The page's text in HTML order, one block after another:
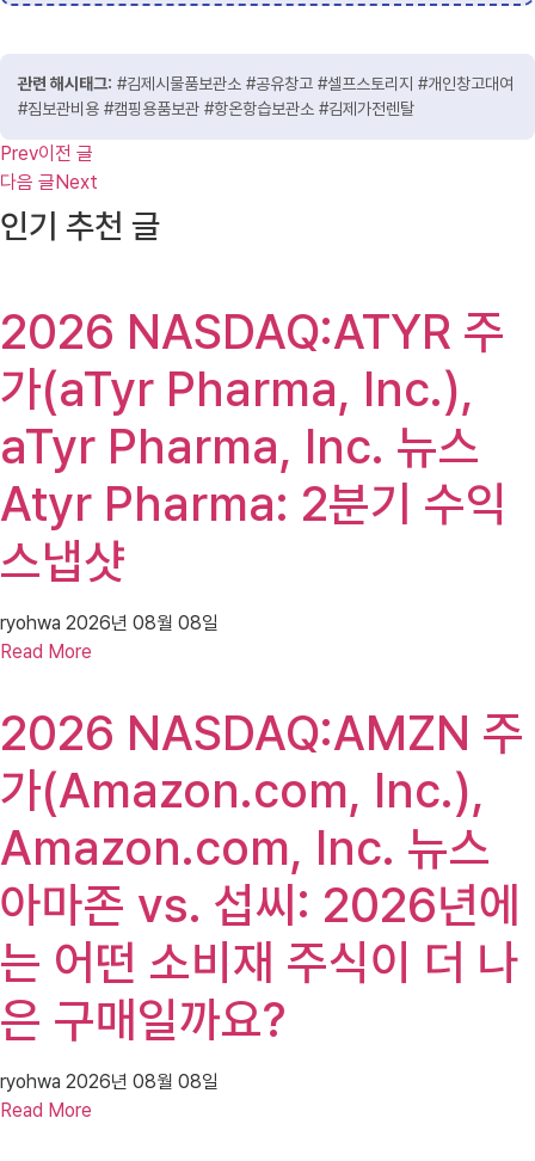
관련 해시태그: #김제시물품보관소 #공유창고 #셀프스토리지 #개인창고대여
#짐보관비용 #캠핑용품보관 #항온항습보관소 #김제가전렌탈
Prev이전 글
다음 글Next
인기 추천 글
2026 NASDAQ:ATYR 주
가(aTyr Pharma, Inc.),
aTyr Pharma, Inc. 뉴스
Atyr Pharma: 2분기 수익
스냅샷
ryohwa 2026년 08월 08일
Read More
2026 NASDAQ:AMZN 주
가(Amazon.com, Inc.),
Amazon.com, Inc. 뉴스
아마존 vs. 섭씨: 2026년에
는 어떤 소비재 주식이 더 나
은 구매일까요?
ryohwa 2026년 08월 08일
Read More